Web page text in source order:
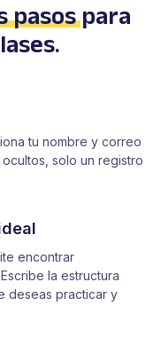
pasos para
tu nombre y correo
solo un registro
encontrar
la estructura
deseas practicar y